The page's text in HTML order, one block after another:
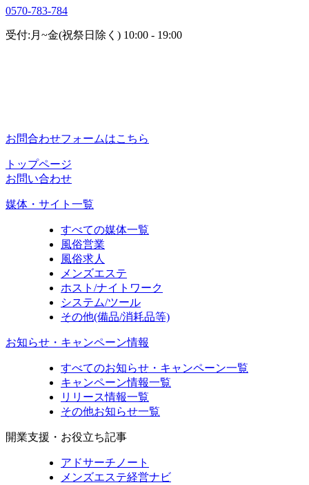
0570-783-784
受付:月~金(祝祭日除く) 10:00 - 19:00
お問合わせフォームはこちら
トップページ
お問い合わせ
媒体・サイト一覧
すべての媒体一覧
風俗営業
風俗求人
メンズエステ
ホスト/ナイトワーク
システム/ツール
その他(備品/消耗品等)
お知らせ・キャンペーン情報
すべてのお知らせ・キャンペーン一覧
キャンペーン情報一覧
リリース情報一覧
その他お知らせ一覧
開業支援・お役立ち記事
アドサーチノート
メンズエステ経営ナビ